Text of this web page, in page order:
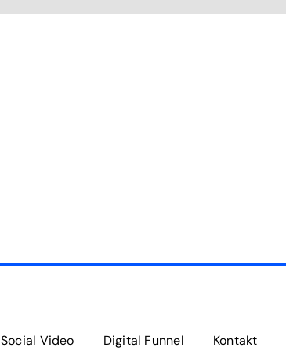
Social Video Digital Funnel Kontakt